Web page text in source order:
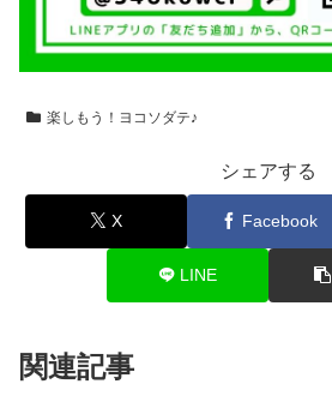
楽しもう！ヨコソダテ♪
シェアする
X Facebook
LINE
関連記事